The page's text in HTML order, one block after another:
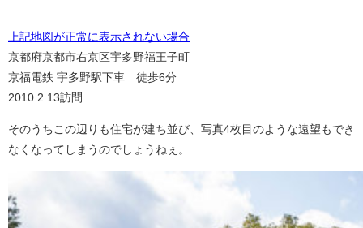
上記地図が正常に表示されない場合
京都府京都市右京区宇多野福王子町
京福電鉄 宇多野駅下車 徒歩6分
2010.2.13訪問
そのうちこの辺りも住宅が建ち並び、写真4枚目のような遠望もでき
なくなってしまうのでしょうねぇ。